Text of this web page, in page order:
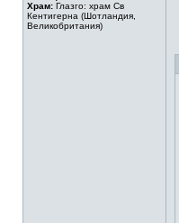
Храм: Глазго: храм Cв
Кентигерна (Шотландия,
Великобритания)